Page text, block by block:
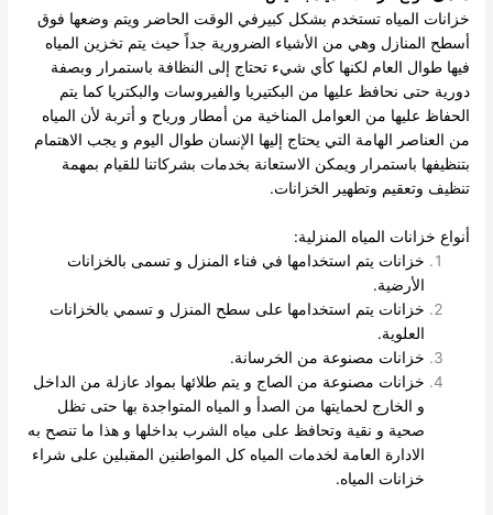
خزانات المياه تستخدم بشكل كبيرفي الوقت الحاضر ويتم وضعها فوق
أسطح المنازل وهي من الأشياء الضرورية جداً حيث يتم تخزين المياه
فيها طوال العام لكنها كأي شيء تحتاج إلى النظافة باستمرار وبصفة
دورية حتى نحافظ عليها من البكتيريا والفيروسات والبكتريا كما يتم
الحفاظ عليها من العوامل المناخية من أمطار ورياح و أتربة لأن المياه
من العناصر الهامة التي يحتاج إليها الإنسان طوال اليوم و يجب الاهتمام
بتنظيفها باستمرار ويمكن الاستعانة بخدمات بشركاتنا للقيام بمهمة
تنظيف وتعقيم وتطهير الخزانات.
أنواع خزانات المياه المنزلية:
خزانات يتم استخدامها في فناء المنزل و تسمى بالخزانات
الأرضية.
خزانات يتم استخدامها على سطح المنزل و تسمي بالخزانات
العلوية.
خزانات مصنوعة من الخرسانة.
خزانات مصنوعة من الصاج و يتم طلائها بمواد عازلة من الداخل
و الخارج لحمايتها من الصدأ و المياه المتواجدة بها حتى تظل
صحية و نقية وتحافظ على مياه الشرب بداخلها و هذا ما تنصح به
الادارة العامة لخدمات المياه كل المواطنين المقبلين على شراء
خزانات المياه.